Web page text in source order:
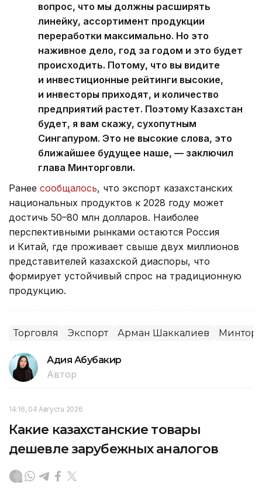
вопрос, что мы должны расширять
линейку, ассортимент продукции
переработки максимально. Но это
наживное дело, год за годом и это будет
происходить. Потому, что вы видите
и инвестиционные рейтинги высокие,
и инвесторы приходят, и количество
предприятий растет. Поэтому Казахстан
будет, я вам скажу, сухопутным
Сингапуром. Это не высокие слова, это
ближайшее будущее наше, — заключил
глава Минторговли.
Ранее сообщалось, что экспорт казахстанских
национальных продуктов к 2028 году может
достичь 50–80 млн долларов. Наиболее
перспективными рынками остаются Россия
и Китай, где проживает свыше двух миллионов
представителей казахской диаспоры, что
формирует устойчивый спрос на традиционную
продукцию.
Торговля Экспорт Арман Шаккалиев
Адия Абубакир
Автор
14:16, 04 Августа 2026
Какие казахстанские товары
дешевле зарубежных аналогов